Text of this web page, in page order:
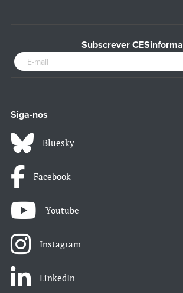
Subscrever CESinforma
Siga-nos
Bluesky
Facebook
Youtube
Instagram
LinkedIn